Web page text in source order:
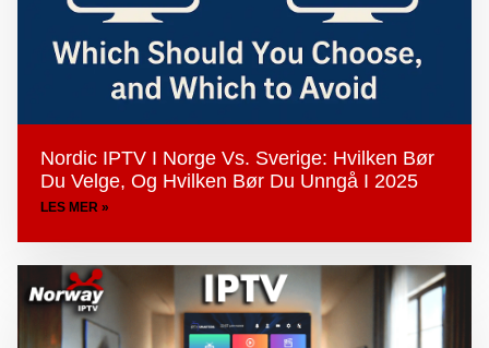
Nordic IPTV I Norge Vs. Sverige: Hvilken Bør
Du Velge, Og Hvilken Bør Du Unngå I 2025
LES MER »